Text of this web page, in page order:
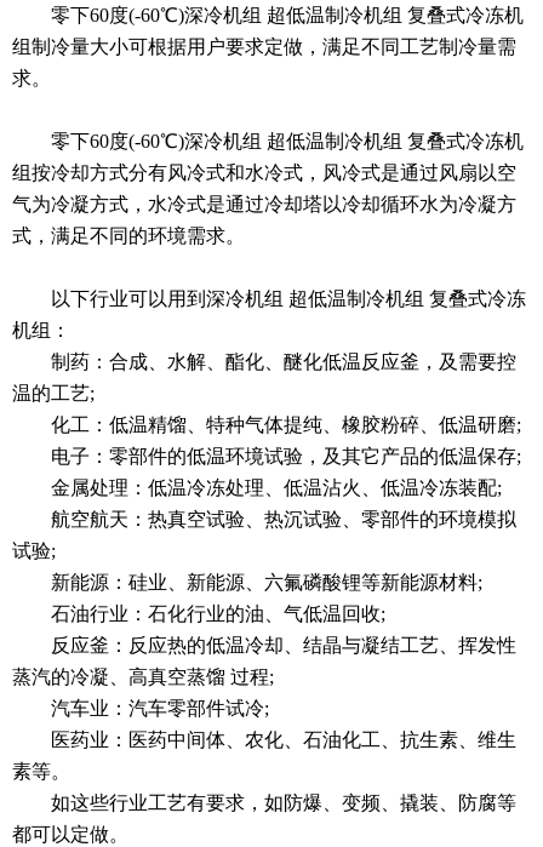
零下60度(-60℃)深冷机组 超低温制冷机组 复叠式冷冻机
组制冷量大小可根据用户要求定做，满足不同工艺制冷量需
求。
零下60度(-60℃)深冷机组 超低温制冷机组 复叠式冷冻机
组按冷却方式分有风冷式和水冷式，风冷式是通过风扇以空
气为冷凝方式，水冷式是通过冷却塔以冷却循环水为冷凝方
式，满足不同的环境需求。
以下行业可以用到深冷机组 超低温制冷机组 复叠式冷冻
机组：
制药：合成、水解、酯化、醚化低温反应釜，及需要控
温的工艺;
化工：低温精馏、特种气体提纯、橡胶粉碎、低温研磨;
电子：零部件的低温环境试验，及其它产品的低温保存;
金属处理：低温冷冻处理、低温沾火、低温冷冻装配;
航空航天：热真空试验、热沉试验、零部件的环境模拟
试验;
新能源：硅业、新能源、六氟磷酸锂等新能源材料;
石油行业：石化行业的油、气低温回收;
反应釜：反应热的低温冷却、结晶与凝结工艺、挥发性
蒸汽的冷凝、高真空蒸馏 过程;
汽车业：汽车零部件试冷;
医药业：医药中间体、农化、石油化工、抗生素、维生
素等。
如这些行业工艺有要求，如防爆、变频、撬装、防腐等
都可以定做。